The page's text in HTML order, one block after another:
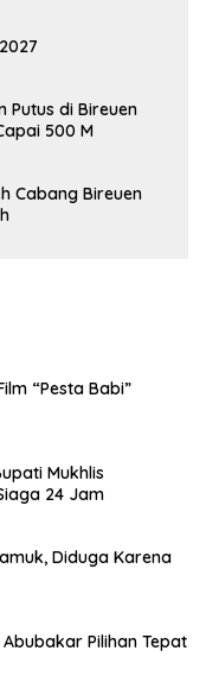
Putus di Bireuen
500 M
Cabang Bireuen
“Pesta Babi”
Mukhlis
24 Jam
Diduga Karena
Pilihan Tepat